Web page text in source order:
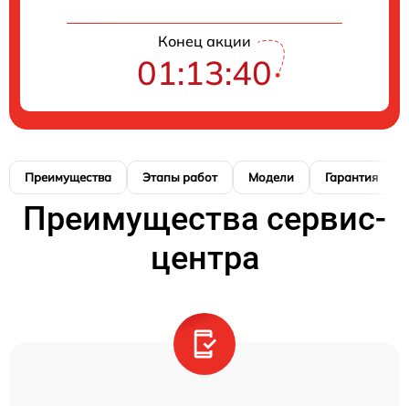
Конец акции
01:13:40
Преимущества Этапы работ Модели Гарантия
Преимущества сервис-
центра